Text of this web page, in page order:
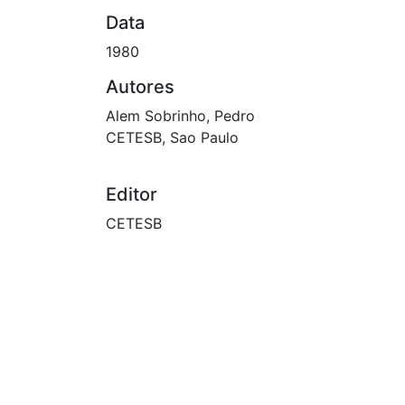
Data
1980
Autores
Alem Sobrinho, Pedro
CETESB, Sao Paulo
Editor
CETESB